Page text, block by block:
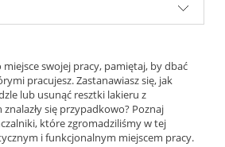
miejsce swojej pracy, pamiętaj, by dbać
pracujesz. Zastanawiasz się, jak
lub usunąć resztki lakieru z
się przypadkowo? Poznaj
które zgromadziliśmy w tej
i funkcjonalnym miejscem pracy.